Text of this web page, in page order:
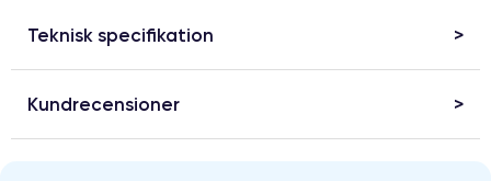
Teknisk specifikation
Kundrecensioner